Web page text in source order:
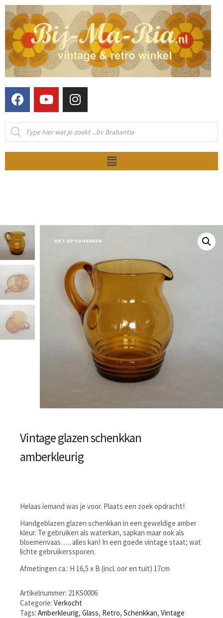
NIET OP VOORRAAD
Vintage glazen schenkkan
amberkleurig
Helaas iemand was je voor. Plaats een zoek opdracht!
Handgeblazen glazen schenkkan in een geweldige amber
kleur. Te gebruiken als waterkan, sapkan maar ook als
bloemenvaas….. alles kan! In een goede vintage staat; wat
lichte gebruikerssporen.
Afmetingen ca.: H 16,5 x B (incl. oor en tuit) 17cm
Artikelnummer: 21KS0006
Categorie: Verkocht
Tags: Amberkleurig, Glass, Retro, Schenkkan, Vintage